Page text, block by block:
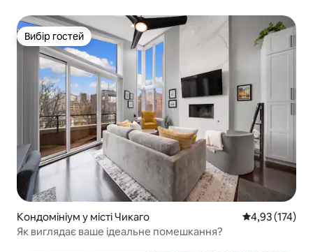
Вибір гостей
Вибір гостей
Кондомініум у місті Чикаго Середня
4,93 (174)
Як виглядає ваше ідеальне помешкання?